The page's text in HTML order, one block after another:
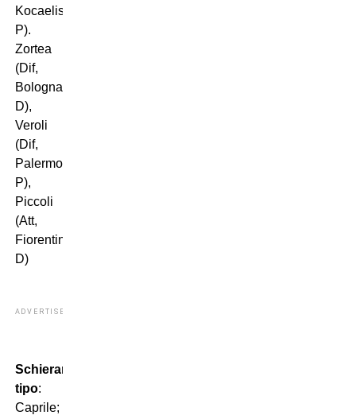
Kocaelispor,
P).
Zortea
(Dif,
Bologna,
D),
Veroli
(Dif,
Palermo,
P),
Piccoli
(Att,
Fiorentina,
D)
ADVERTISEMENT
Schieramento
tipo:
Caprile;